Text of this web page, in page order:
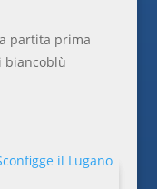
partita prima
biancoblù